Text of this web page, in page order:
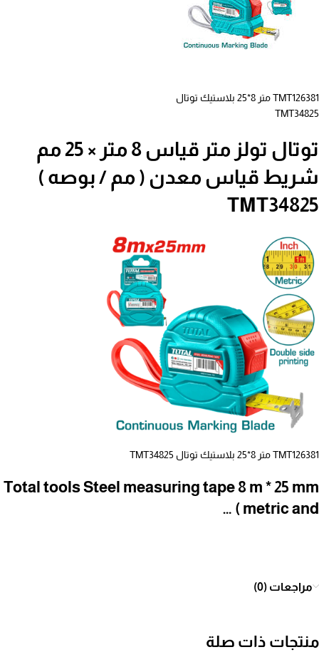
TMT126381 متر 8*25 بلاستيك توتال
TMT34825
توتال تولز متر قياس 8 متر × 25 مم
شريط قياس معدن ( مم / بوصه )
TMT34825
TMT126381 متر 8*25 بلاستيك توتال TMT34825
Total tools Steel measuring tape 8 m * 25 mm
( metric and …
مراجعات (0)
منتجات ذات صلة